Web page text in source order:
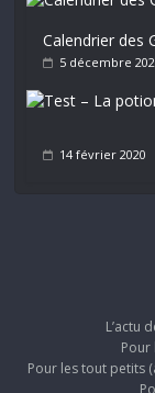
Calendrier des
5 décembre
14 février 2020
L’actu
Pour les tout petits